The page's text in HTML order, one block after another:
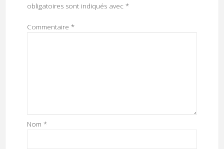
obligatoires sont indiqués avec *
Commentaire *
Nom *